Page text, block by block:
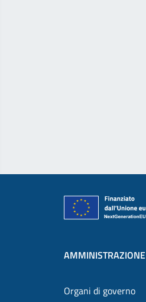
AMMINISTRAZIONE
Organi di governo